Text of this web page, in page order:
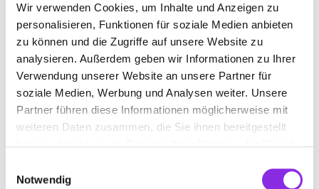
Wir verwenden Cookies, um Inhalte und Anzeigen zu
personalisieren, Funktionen für soziale Medien anbieten
zu können und die Zugriffe auf unsere Website zu
analysieren. Außerdem geben wir Informationen zu Ihrer
Verwendung unserer Website an unsere Partner für
soziale Medien, Werbung und Analysen weiter. Unsere
Partner führen diese Informationen möglicherweise mit
weiteren Daten zusammen, die Sie ihnen bereitgestellt
Notwendig
Mit innovativen Ideen und umweltfreundlichen Lösungen
sind wir Ihr kompetenter Elektrotechnik Partner in Sachen
intelligenter Gebäudetechnik. Wir beraten Sie gerne!
BILDER